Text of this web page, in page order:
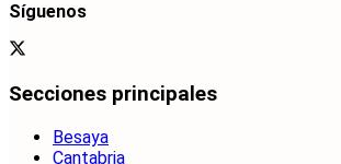
Síguenos
Secciones principales
Besaya
Cantabria